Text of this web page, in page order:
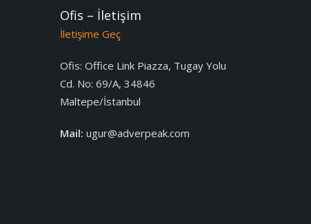
Ofis – İletişim
İletişime Geç
Ofis: Office Link Piazza, Tugay Yolu
Cd. No: 69/A, 34846
Maltepe/İstanbul
Mail: ugur@adverpeak.com